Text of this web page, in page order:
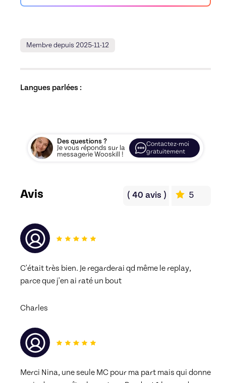
Membre depuis 2025-11-12
Langues parlées :
Des questions ?
Je vous réponds sur la
messagerie Wooskill !
Contactez-moi
gratuitement
Avis ( 40 avis ) 5
C'était très bien. Je regarderai qd même le replay,
parce que j'en ai raté un bout
Charles
Merci Nina, une seule MC pour ma part mais qui donne